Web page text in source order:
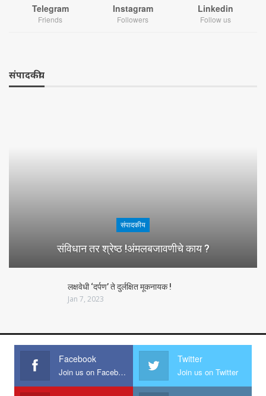
Telegram
Friends
Instagram
Followers
Linkedin
Follow us
संपादकीय
संपादकीय
संविधान तर श्रेष्ठ !अंमलबजावणीचे काय ?
लक्षवेधी ‘दर्पण’ ते दुर्लक्षित मूकनायक !
Jan 7, 2023
Facebook
Join us on Facebook
Twitter
Join us on Twitter